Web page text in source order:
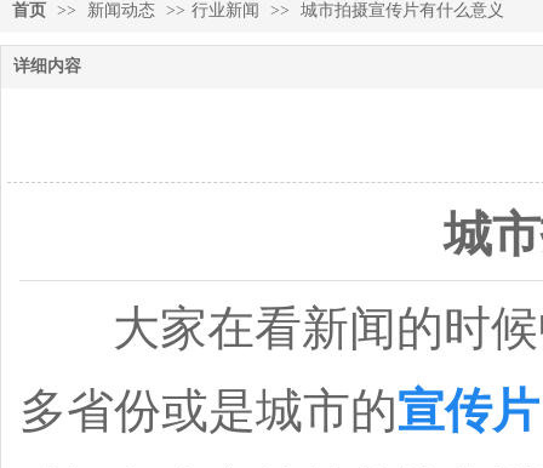
首页 >> 新闻动态 >> 行业新闻 >> 城市拍摄宣传片有什么意义
详细内容
城
大家在看新闻的时候
多省份或是城市的宣传片